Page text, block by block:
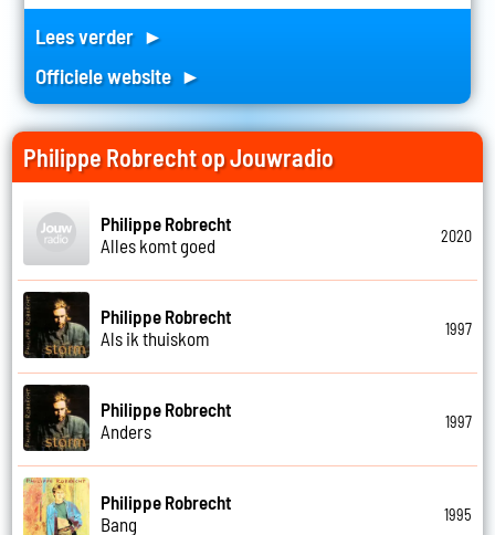
Lees verder ►
Officiele website ►
Philippe Robrecht op Jouwradio
Philippe Robrecht
Alles komt goed
2020
Philippe Robrecht
Als ik thuiskom
1997
Philippe Robrecht
Anders
1997
Philippe Robrecht
Bang
1995